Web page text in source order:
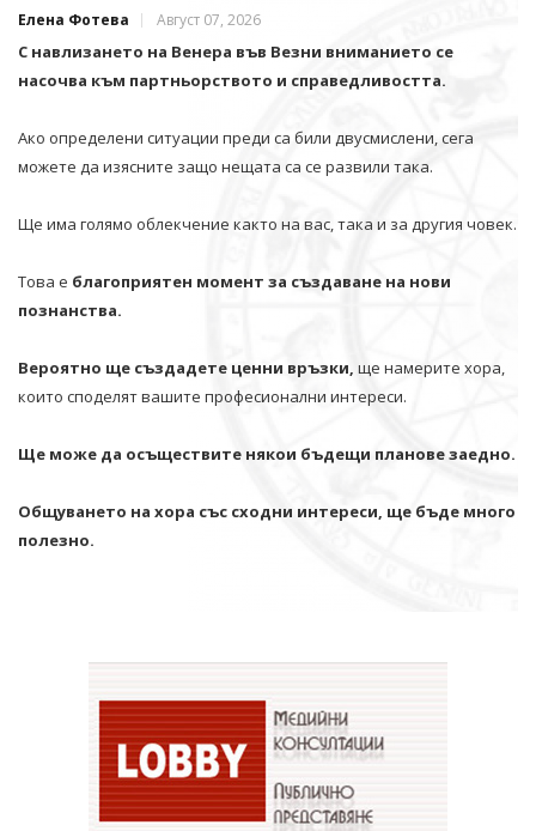
Елена Фотева Август 07, 2026
С навлизането на Венера във Везни вниманието се
насочва към партньорството и справедливостта.
Ако определени ситуации преди са били двусмислени, сега
можете да изясните защо нещата са се развили така.
Ще има голямо облекчение както на вас, така и за другия човек.
Това е благоприятен момент за създаване на нови
познанства.
Вероятно ще създадете ценни връзки, ще намерите хора,
които споделят вашите професионални интереси.
Ще може да осъществите някои бъдещи планове заедно.
Общуването на хора със сходни интереси, ще бъде много
полезно.